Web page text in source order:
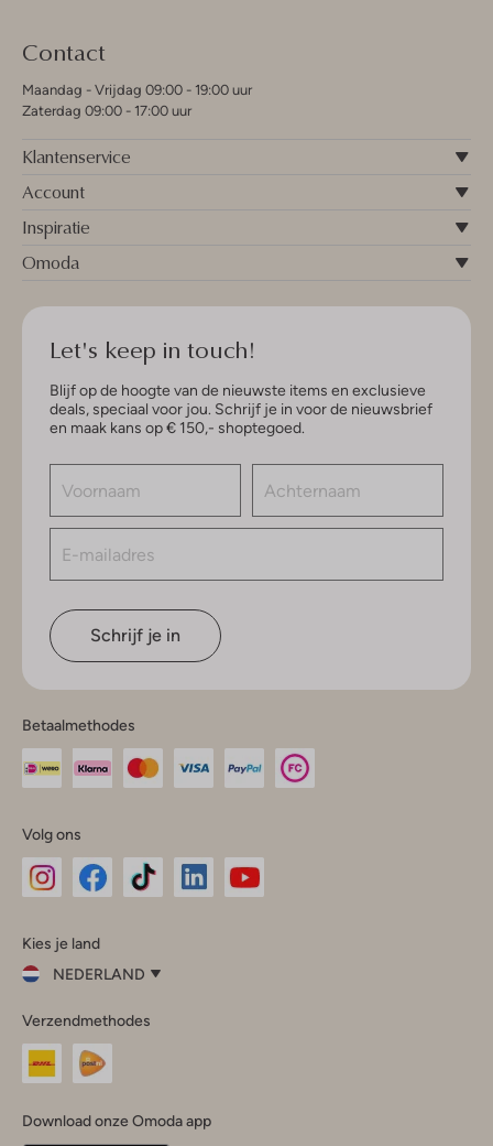
Contact
Maandag - Vrijdag 09:00 - 19:00 uur
Zaterdag 09:00 - 17:00 uur
Klantenservice
Account
Inspiratie
Omoda
Let's keep in touch!
Blijf op de hoogte van de nieuwste items en exclusieve
deals, speciaal voor jou. Schrijf je in voor de nieuwsbrief
en maak kans op € 150,- shoptegoed.
Schrijf je in
Betaalmethodes
Volg ons
InstagramFacebook
Kies je land
NEDERLAND
je
land
Nederland
Belgique(Français)
Verzendmethodes
Download onze Omoda app